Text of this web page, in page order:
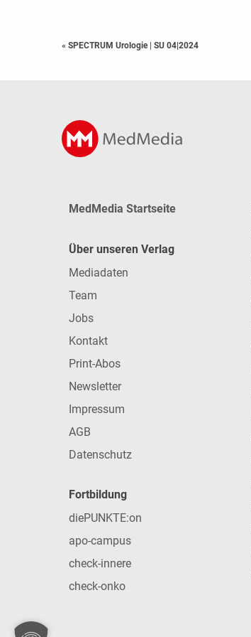
« SPECTRUM Urologie SU 04|2024
MedMedia Startseite
Über unseren Verlag
Mediadaten
Team
Jobs
Kontakt
Print-Abos
Newsletter
Impressum
AGB
Datenschutz
Fortbildung
diePUNKTE:on
apo-campus
check-innere
check-onko